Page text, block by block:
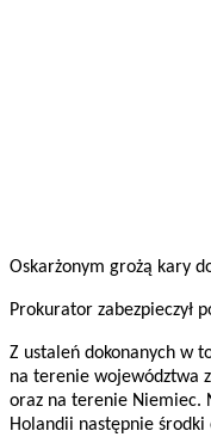
Oskarżonym grożą kary
Prokurator zabezpieczył
Z ustaleń dokonanych w
na terenie województwa
oraz na terenie Niemiec.
Holandii następnie środki